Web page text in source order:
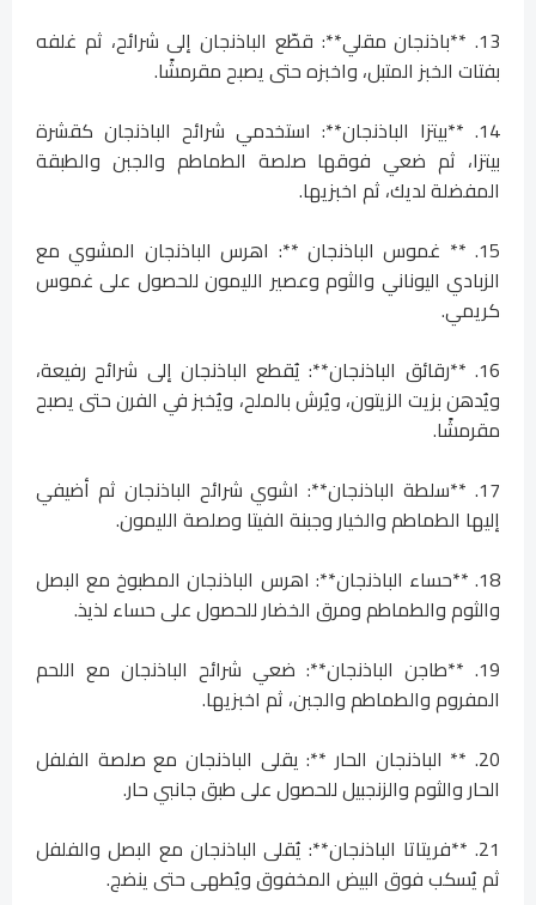
13. **باذنجان مقلي**: قطّع الباذنجان إلى شرائح، ثم غلفه
بفتات الخبز المتبل، واخبزه حتى يصبح مقرمشًا.
14. **بيتزا الباذنجان**: استخدمي شرائح الباذنجان كقشرة
بيتزا، ثم ضعي فوقها صلصة الطماطم والجبن والطبقة
المفضلة لديك، ثم اخبزيها.
15. ** غموس الباذنجان **: اهرس الباذنجان المشوي مع
الزبادي اليوناني والثوم وعصير الليمون للحصول على غموس
كريمي.
16. **رقائق الباذنجان**: يُقطع الباذنجان إلى شرائح رفيعة،
ويُدهن بزيت الزيتون، ويُرش بالملح، ويُخبز في الفرن حتى يصبح
مقرمشًا.
17. **سلطة الباذنجان**: اشوي شرائح الباذنجان ثم أضيفي
إليها الطماطم والخيار وجبنة الفيتا وصلصة الليمون.
18. **حساء الباذنجان**: اهرس الباذنجان المطبوخ مع البصل
والثوم والطماطم ومرق الخضار للحصول على حساء لذيذ.
19. **طاجن الباذنجان**: ضعي شرائح الباذنجان مع اللحم
المفروم والطماطم والجبن، ثم اخبزيها.
20. ** الباذنجان الحار **: يقلى الباذنجان مع صلصة الفلفل
الحار والثوم والزنجبيل للحصول على طبق جانبي حار.
21. **فريتاتا الباذنجان**: يُقلى الباذنجان مع البصل والفلفل
ثم يُسكب فوق البيض المخفوق ويُطهى حتى ينضج.